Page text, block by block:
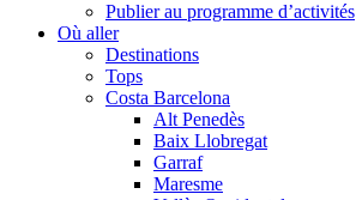
Publier au programme d’activités
Où aller
Destinations
Tops
Costa Barcelona
Alt Penedès
Baix Llobregat
Garraf
Maresme